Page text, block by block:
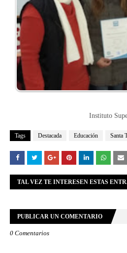
Instituto
Tags Destacada Educación Santa
TAL VEZ TE INTERESEN ESTAS
PUBLICAR UN COMENTARIO
0 Comentarios